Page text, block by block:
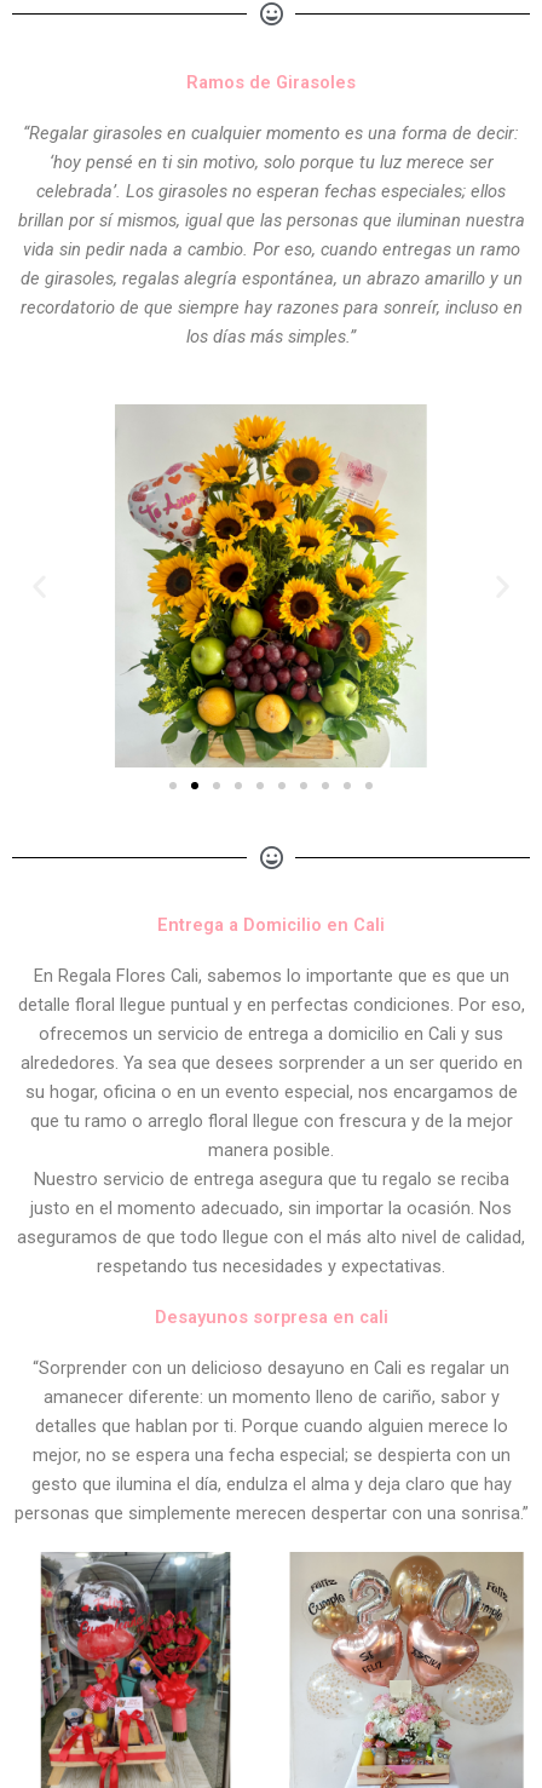
Ramos de Girasoles
“Regalar girasoles en cualquier momento es una forma de decir:
‘hoy pensé en ti sin motivo, solo porque tu luz merece ser
celebrada’. Los girasoles no esperan fechas especiales; ellos
brillan por sí mismos, igual que las personas que iluminan nuestra
vida sin pedir nada a cambio. Por eso, cuando entregas un ramo
de girasoles, regalas alegría espontánea, un abrazo amarillo y un
recordatorio de que siempre hay razones para sonreír, incluso en
los días más simples.”
Entrega a Domicilio en Cali
En Regala Flores Cali, sabemos lo importante que es que un
detalle floral llegue puntual y en perfectas condiciones. Por eso,
ofrecemos un servicio de entrega a domicilio en Cali y sus
alrededores. Ya sea que desees sorprender a un ser querido en
su hogar, oficina o en un evento especial, nos encargamos de
que tu ramo o arreglo floral llegue con frescura y de la mejor
manera posible.
Nuestro servicio de entrega asegura que tu regalo se reciba
justo en el momento adecuado, sin importar la ocasión. Nos
aseguramos de que todo llegue con el más alto nivel de calidad,
respetando tus necesidades y expectativas.
Desayunos sorpresa en cali
“Sorprender con un delicioso desayuno en Cali es regalar un
amanecer diferente: un momento lleno de cariño, sabor y
detalles que hablan por ti. Porque cuando alguien merece lo
mejor, no se espera una fecha especial; se despierta con un
gesto que ilumina el día, endulza el alma y deja claro que hay
personas que simplemente merecen despertar con una sonrisa.”